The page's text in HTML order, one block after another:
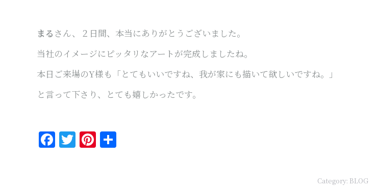
まる さん、２日間、本当にありがとうございました。
当社のイメージにピッタリなアートが完成しましたね。
本日ご来場のY様も「とてもいいですね、我が家にも描いて欲しいですね。」
と言って下さり、とても嬉しかったです。
Facebook
Twitter
Pinterest
Category: BLOG